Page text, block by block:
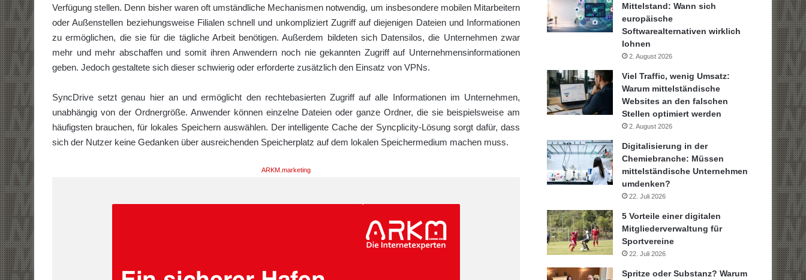
Verfügung stellen. Denn bisher waren oft umständliche Mechanismen notwendig, um insbesondere mobilen Mitarbeitern
oder Außenstellen beziehungsweise Filialen schnell und unkompliziert Zugriff auf diejenigen Dateien und Informationen
zu ermöglichen, die sie für die tägliche Arbeit benötigen. Außerdem bildeten sich Datensilos, die Unternehmen zwar
mehr und mehr abschaffen und somit ihren Anwendern noch nie gekannten Zugriff auf Unternehmensinformationen
geben. Jedoch gestaltete sich dieser schwierig oder erforderte zusätzlich den Einsatz von VPNs.
SyncDrive setzt genau hier an und ermöglicht den rechtebasierten Zugriff auf alle Informationen im Unternehmen,
unabhängig von der Ordnergröße. Anwender können einzelne Dateien oder ganze Ordner, die sie beispielsweise am
häufigsten brauchen, für lokales Speichern auswählen. Der intelligente Cache der Syncplicity-Lösung sorgt dafür, dass
sich der Nutzer keine Gedanken über ausreichenden Speicherplatz auf dem lokalen Speichermedium machen muss.
ARKM.marketing
Mittelstand: Wann sich
europäische
Softwarealternativen wirklich
lohnen
2. August 2026
Viel Traffic, wenig Umsatz:
Warum mittelständische
Websites an den falschen
Stellen optimiert werden
2. August 2026
Digitalisierung in der
Chemiebranche: Müssen
mittelständische Unternehmen
umdenken?
22. Juli 2026
5 Vorteile einer digitalen
Mitgliederverwaltung für
Sportvereine
22. Juli 2026
Spritze oder Substanz? Warum